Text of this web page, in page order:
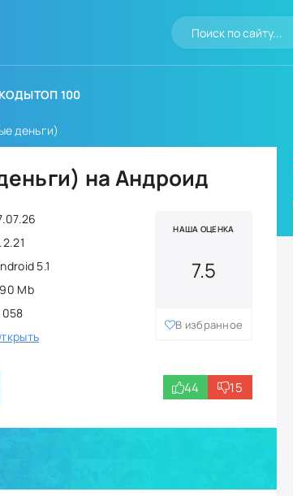
ТОП 100
деньги)
на Андроид
5.1
Mb
058
НАША ОЦЕНКА
7.5
В избранное
44 15